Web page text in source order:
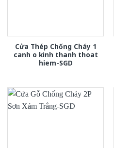
Cửa Thép Chống Cháy 1
canh o kinh thanh thoat
hiem-SGD